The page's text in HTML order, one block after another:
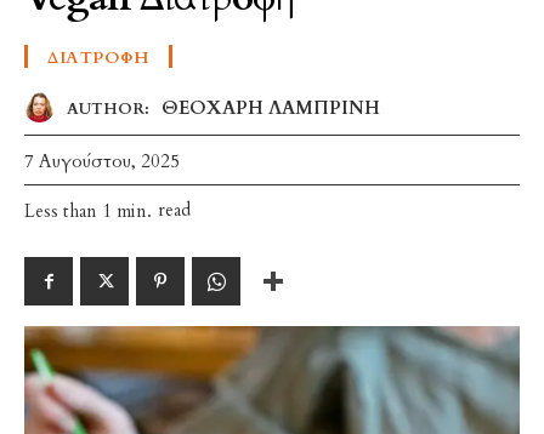
ΔΙΑΤΡΟΦΉ
AUTHOR: ΘΕΟΧΑΡΗ ΛΑΜΠΡΙΝΗ
7 Αυγούστου, 2025
Less than 1 min. read